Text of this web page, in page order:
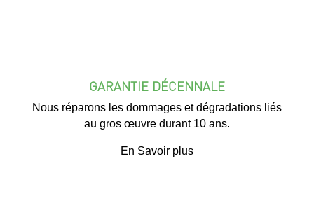
GARANTIE DÉCENNALE
Nous réparons les dommages et dégradations liés
au gros œuvre durant 10 ans.
En Savoir plus